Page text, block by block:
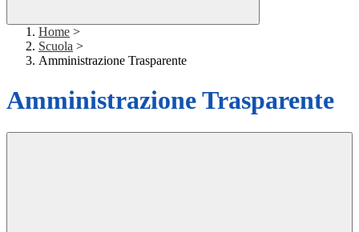
Home >
Scuola >
Amministrazione Trasparente
Amministrazione Trasparente